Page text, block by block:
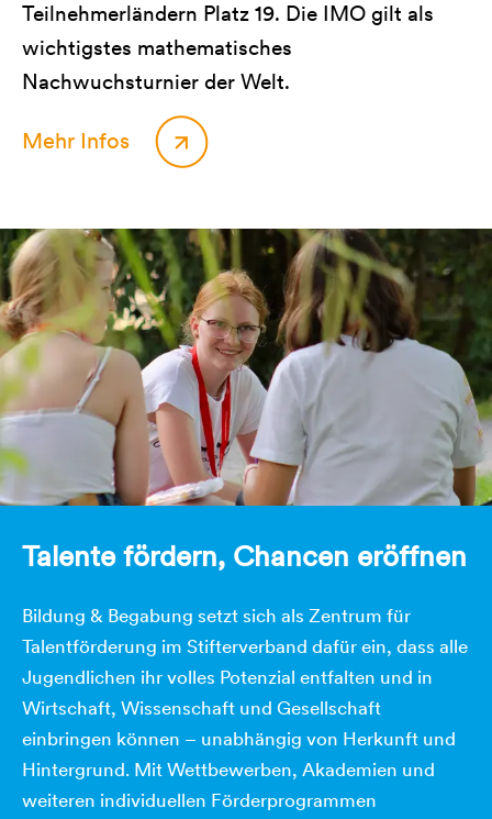
Teilnehmerländern Platz 19. Die IMO gilt als
wichtigstes mathematisches
Nachwuchsturnier der Welt.
Mehr Infos
Talente fördern, Chancen eröffnen
Bildung & Begabung setzt sich als Zentrum für
Talentförderung im Stifterverband dafür ein, dass alle
Jugendlichen ihr volles Potenzial entfalten und in
Wirtschaft, Wissenschaft und Gesellschaft
einbringen können – unabhängig von Herkunft und
Hintergrund. Mit Wettbewerben, Akademien und
weiteren individuellen Förderprogrammen